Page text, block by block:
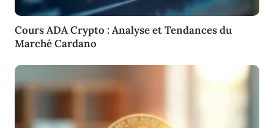
Cours ADA Crypto : Analyse et Tendances du
Marché Cardano